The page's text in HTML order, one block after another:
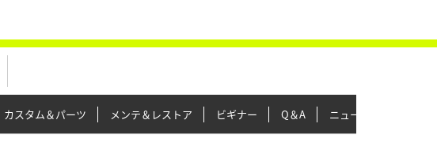
カスタム＆パーツ メンテ＆レストア ビギナー Q＆A ニュース＆トピックス